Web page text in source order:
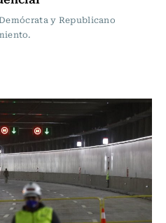
y Republicano